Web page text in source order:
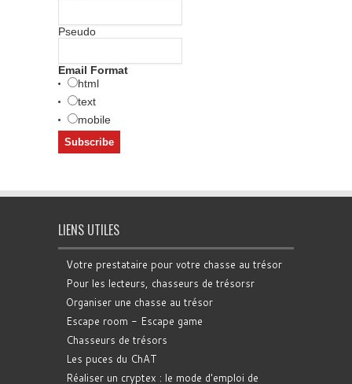
Pseudo
Email Format
html
text
mobile
LIENS UTILES
Votre prestataire pour votre chasse au trésor
Pour les lecteurs, chasseurs de trésorsr
Organiser une chasse au trésor
Escape room - Escape game
Chasseurs de trésors
Les puces du ChAT
Réaliser un cryptex : le mode d'emploi de